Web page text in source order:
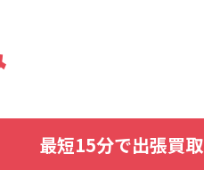
最短15分で出張買取